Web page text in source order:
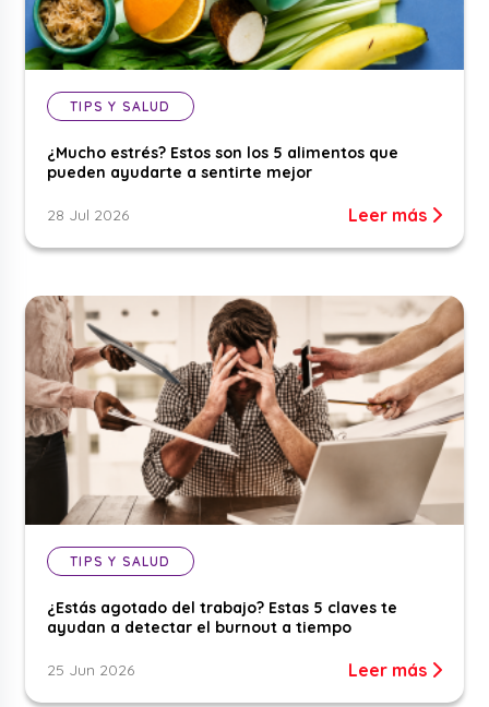
TIPS Y SALUD
¿Mucho estrés? Estos son los 5 alimentos que
pueden ayudarte a sentirte mejor
28 Jul 2026 Leer más
TIPS Y SALUD
¿Estás agotado del trabajo? Estas 5 claves te
ayudan a detectar el burnout a tiempo
25 Jun 2026 Leer más